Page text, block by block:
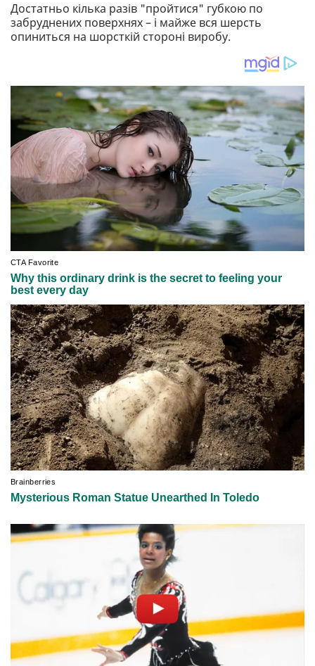
Достатньо кілька разів "пройтися" губкою по
забруднених поверхнях – і майже вся шерсть
опиниться на шорсткій стороні виробу.